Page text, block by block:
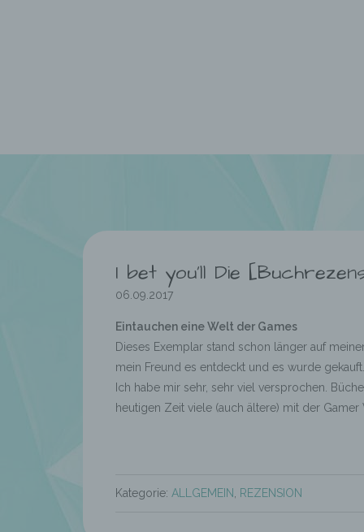
I bet you’ll Die
06.09.2017
Eintauchen eine Welt der Games
Dieses Exemplar stand schon länger auf
mein Freund es entdeckt und es wurde gekauft.
Ich habe mir sehr, sehr viel versprochen.
heutigen Zeit viele (auch ältere) mit der
Kategorie: ALLGEMEIN REZENSION